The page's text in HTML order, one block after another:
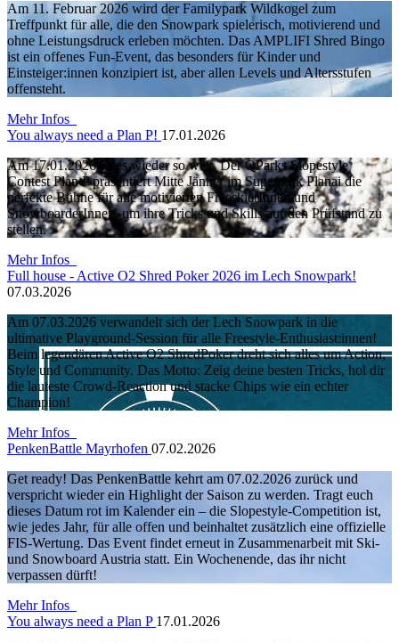
Am 11. Februar 2026 wird der Familypark Wildkogel zum
Treffpunkt für alle, die den Snowpark spielerisch, motivierend und
ohne Leistungsdruck erleben möchten. Das AMPLIFI Shred Bingo
ist ein offenes Fun-Event, das besonders für Kinder und
Einsteiger:innen konzipiert ist, aber allen Levels und Altersstufen
offensteht.
Mehr Infos
You always need a Plan P! 17.01.2026
Am 17.01.2026 ist es wieder so weit. Der QParks Slopestyle
Contest Plan P präsentiert Mitte Jänner im Superpark Planai die
perfekte Bühne für alle motivierten FreeskierInnen und
SnowboarderInnen, um ihre Tricks und Skills auf den Prüfstand zu
stellen.
Mehr Infos
Full house - Active O2 Shred Poker 2026 im Lech Snowpark!
07.03.2026
Am 07.03.2026 verwandelt sich der Lech Snowpark in die
ultimative Playground-Session für alle Freestyle-Enthusiast:innen!
Beim legendären Active O2 ShredPoker dreht sich alles um Action,
Style und Community. Das Motto: Zeig deine besten Tricks, hol dir
die lauteste Crowd-Reaction und stacke Chips wie ein echter
Champion!
Mehr Infos
PenkenBattle Mayrhofen 07.02.2026
Get ready! Das PenkenBattle kehrt am 07.02.2026 zurück und
verspricht wieder ein Highlight der Saison zu werden. Tragt euch
dieses Datum rot im Kalender ein – die Slopestyle-Competition ist,
wie jedes Jahr, für alle offen und beinhaltet zusätzlich eine offizielle
FIS-Wertung. Das Event findet erneut in Zusammenarbeit mit Ski-
und Snowboard Austria statt. Ein Wochenende, das ihr nicht
verpassen dürft!
Mehr Infos
You always need a Plan P 17.01.2026